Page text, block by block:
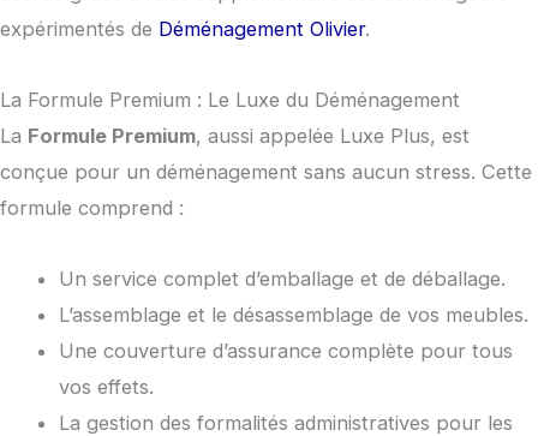
expérimentés de Déménagement Olivier.
La Formule Premium : Le Luxe du Déménagement
La Formule Premium, aussi appelée Luxe Plus, est
conçue pour un déménagement sans aucun stress. Cette
formule comprend :
Un service complet d’emballage et de déballage.
L’assemblage et le désassemblage de vos meubles.
Une couverture d’assurance complète pour tous
vos effets.
La gestion des formalités administratives pour les